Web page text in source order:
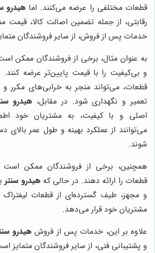
قطعات مختلفی را عرضه می‌کنند. اماهیدرو
رقابتی، از جمله تضمین اصالت کالا، قیمت
خدمات پس از فروش، از سایر فروشندگان
به عنوان مثال، برخی از فروشندگان ممکن
و بی‌کیفیت را با قیمت پایین‌تر عرضه کنند.
قطعات، می‌تواند منجر به خرابی‌های مکرر
تعمیر و نگهداری شود. در مقابل، هیدرو
اصلی و با کیفیت، به مشتریان خود
می‌توانند از عملکرد بهینه و طول عمر بالای
شوند.
همچنین، برخی از فروشندگان ممکن است
قطعات را ارائه دهند. در حالی کههیدرو سنتر
و مجهز، طیف گسترده‌ای از قطعات لیفتراک
مشتریان خود قرار می‌دهد.
علاوه بر این، خدمات پس از فروش هیدرو
و پشتیبانی فنی، از سایر فروشندگان متمایز